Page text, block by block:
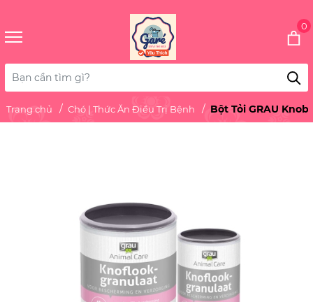
0
Trang chủ Chó | Thức Ăn Điều Trị Bệnh Bột Tỏi GRAU